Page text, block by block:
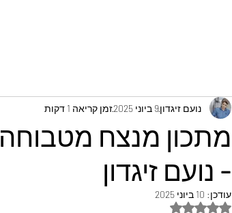
מתכון מנצח
- נועם זיגדון
נועם זיגדון9 ביוני 2025 זמן קריאה 1 דקות
עודכן: 10 ביוני 2025
דירוג של NaN מתוך 5 כוכבים